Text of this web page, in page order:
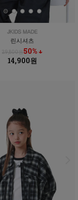
린시셔츠
29,800원50% ↓
14,900원